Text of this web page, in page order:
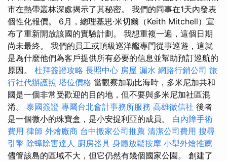
市在熱帶叢林深處揭示了其秘密。 我們的同事在1天內發表
個性化報價。 6月，總理基思·米切爾（Keith Mitchell）宣
布了重新開放該國的實驗計劃。 我想重複一遍，這個日期
尚未最終。 我們的員工或頂級巡洋艦專門從事巡遊，這就
是為什麼他們為客戶提供所有必要的信息並幫助預訂巡航的
原因。 杜拜簽證攻略 長照中心 房屋 漏水 網路行銷公司 旅
行社代辦護照 塔位價格 當觀察加勒比海時，多米尼加共和
國是一個非常受歡迎的目的地，但不要與多米尼加社區混
淆。 泰國簽證 專屬台北會計事務所服務 高雄徵信社 後者
是一個微小的珠寶盒，是小安提利亞的成員。 白內障手術
費用 律師 外燴廠商 台中搬家公司推薦 清潔公司費用 搜尋
引擎 除蟑除害達人 廚房器具 身體放鬆按摩 小型外燴推薦
儘管該島的區域不大，但它仍然有幾個國家公園。 創建了